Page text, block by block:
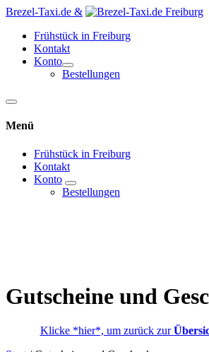
Brezel-Taxi.de &
Frühstück in Freiburg
Kontakt
Konto
Bestellungen
Menü
Frühstück in Freiburg
Kontakt
Konto
Bestellungen
Gutscheine und
Klicke *hier*, um zurück zur